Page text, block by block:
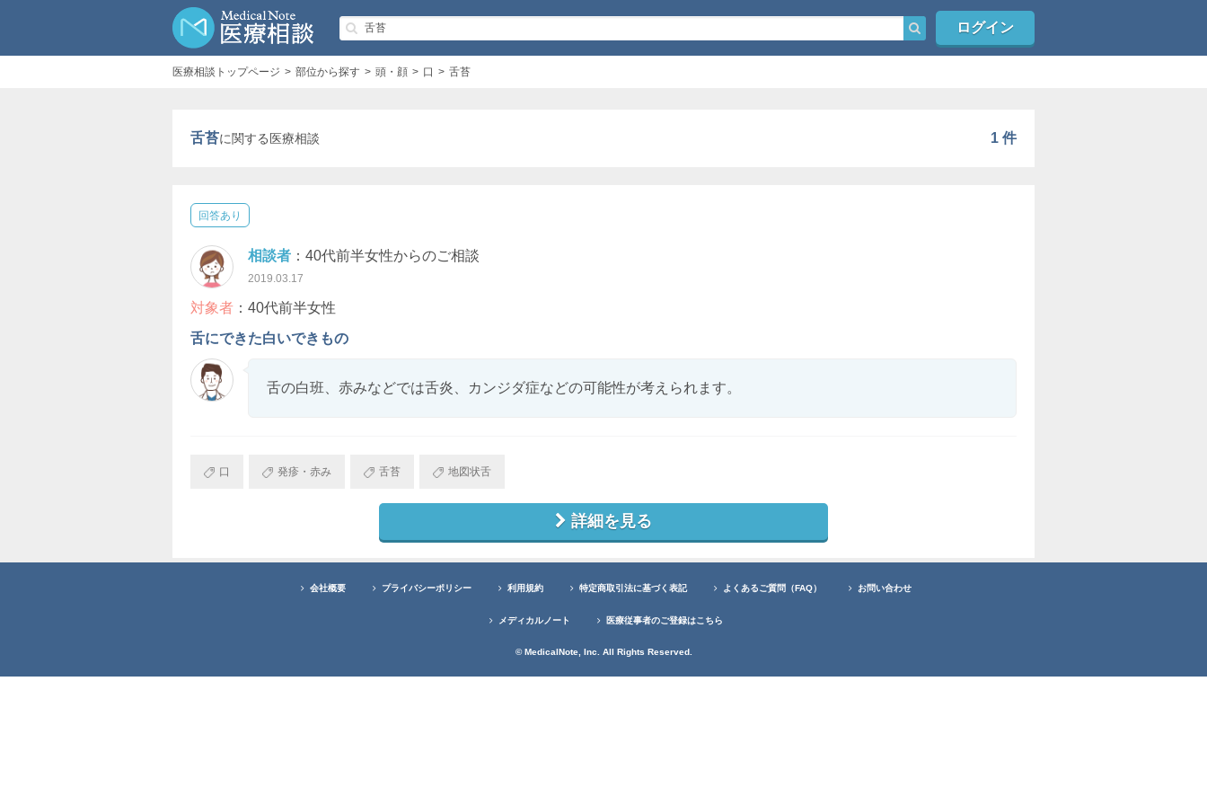
ログイン
医療相談トップページ 部位から探す 頭・顔 口 舌苔
舌苔に関する医療相談 1 件
回答あり
相談者 ：40代前半女性からのご相談
2019.03.17
対象者 ：40代前半女性
舌にできた白いできもの
舌の白班、赤みなどでは舌炎、カンジダ症などの可能性が考えられます。
口 発疹・赤み 舌苔 地図状舌
詳細を見る
会社概要 プライバシーポリシー 利用規約 特定商取引法に基づく表記 よくあるご質問（FAQ） お問い合わせ
メディカルノート 医療従事者のご登録はこちら
© MedicalNote, Inc. All Rights Reserved.